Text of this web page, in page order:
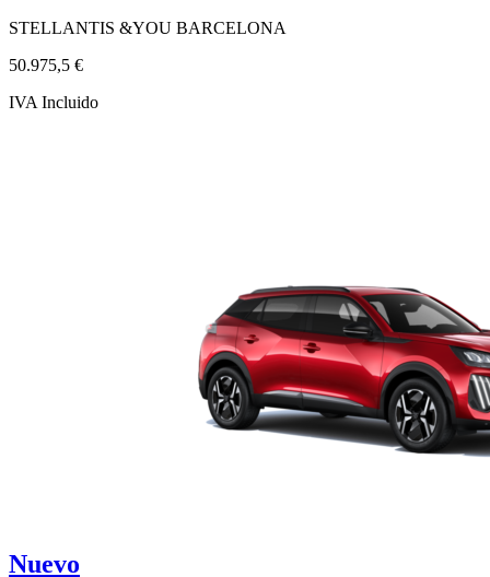
STELLANTIS &YOU BARCELONA
50.975,5 €
IVA Incluido
Nuevo